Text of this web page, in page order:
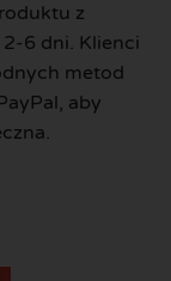
z
6 dni. Klienci
metod
aby